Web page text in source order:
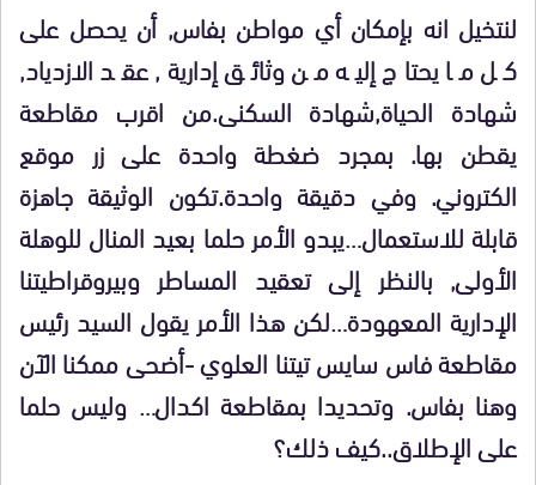
لنتخيل انه بإمكان أي مواطن بفاس, أن يحصل على
كل ما يحتاج إليه من وثائق إدارية, عقد الازدياد,
شهادة الحياة,شهادة السكنى.من اقرب مقاطعة
يقطن بها. بمجرد ضغطة واحدة على زر موقع
الكتروني. وفي دقيقة واحدة.تكون الوثيقة جاهزة
قابلة للاستعمال…يبدو الأمر حلما بعيد المنال للوهلة
الأولى, بالنظر إلى تعقيد المساطر وبيروقراطيتنا
الإدارية المعهودة…لكن هذا الأمر يقول السيد رئيس
مقاطعة فاس سايس تيتنا العلوي -أضحى ممكنا الآن
وهنا بفاس. وتحديدا بمقاطعة اكدال… وليس حلما
على الإطلاق..كيف ذلك؟